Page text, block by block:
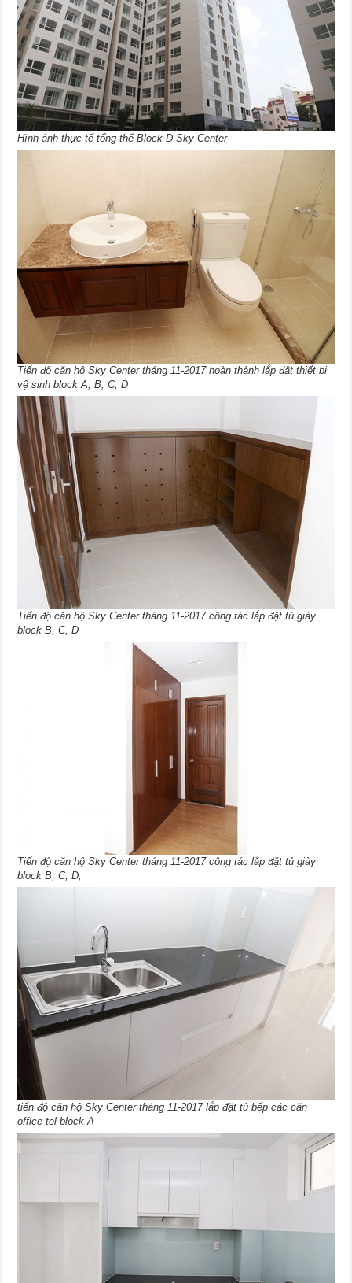
Hình ảnh thực tế tổng thể Block D Sky Center
Tiến độ căn hộ Sky Center tháng 11-2017 hoàn thành lắp đặt thiết bị
vệ sinh block A, B, C, D
Tiến độ căn hộ Sky Center tháng 11-2017 công tác lắp đặt tủ giày
block B, C, D
Tiến độ căn hộ Sky Center tháng 11-2017 công tác lắp đặt tủ giày
block B, C, D,
tiến độ căn hộ Sky Center tháng 11-2017 lắp đặt tủ bếp các căn
office-tel block A